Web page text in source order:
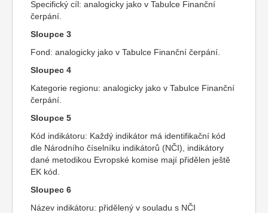
Specifický cíl: analogicky jako v Tabulce Finanční
čerpání.
Sloupce 3
Fond: analogicky jako v Tabulce Finanční čerpání.
Sloupec 4
Kategorie regionu: analogicky jako v Tabulce Finanční
čerpání.
Sloupce 5
Kód indikátoru: Každý indikátor má identifikační kód
dle Národního číselníku indikátorů (NČI), indikátory
dané metodikou Evropské komise mají přidělen ještě
EK kód.
Sloupec 6
Název indikátoru: přidělený v souladu s NČI